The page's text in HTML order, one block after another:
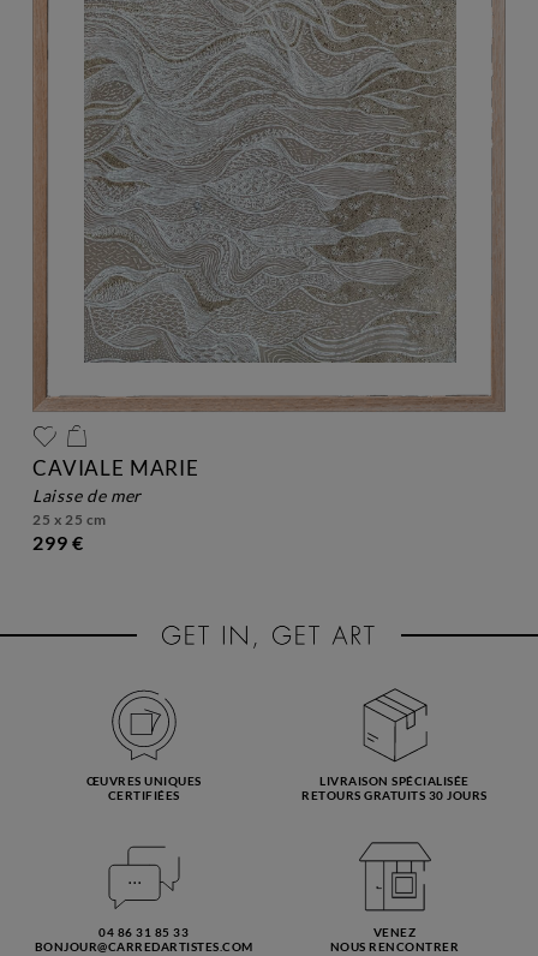
CAVIALE MARIE
laisse de mer
25 x 25 cm
299 €
ŒUVRES UNIQUES
CERTIFIÉES
LIVRAISON SPÉCIALISÉE
RETOURS GRATUITS 30 JOURS
04 86 31 85 33
BONJOUR@CARREDARTISTES.COM
VENEZ
NOUS RENCONTRER